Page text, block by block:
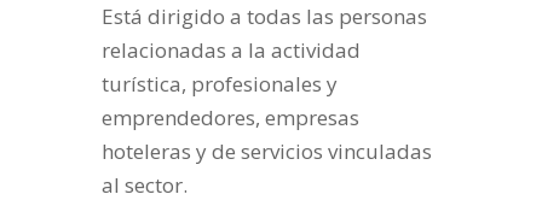
Está dirigido a todas las personas
relacionadas a la actividad
turística, profesionales y
emprendedores, empresas
hoteleras y de servicios vinculadas
al sector.